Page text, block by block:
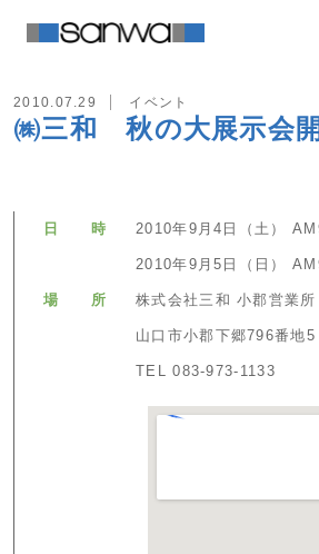
2010.07.29 イベント
㈱三和 秋の大展示会開
日 時 2010年9月4日（土）
2010年9月5日（日）
場 所 株式会社三和 小郡営業所
山口市小郡下郷796番地5
TEL 083-973-1133